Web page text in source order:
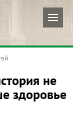
не
здоровье